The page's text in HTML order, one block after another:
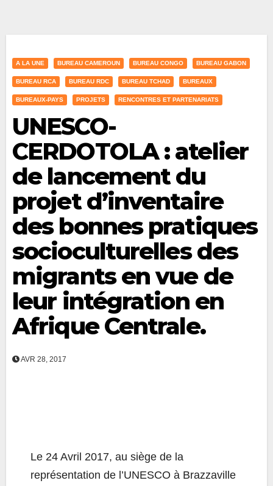
A LA UNE BUREAU CAMEROUN BUREAU CONGO BUREAU GABON
BUREAU RCA BUREAU RDC BUREAU TCHAD BUREAUX
BUREAUX-PAYS PROJETS RENCONTRES ET PARTENARIATS
UNESCO-
CERDOTOLA : atelier
de lancement du
projet d’inventaire
des bonnes pratiques
socioculturelles des
migrants en vue de
leur intégration en
Afrique Centrale.
AVR 28, 2017
Le 24 Avril 2017, au siège de la
représentation de l’UNESCO à Brazzaville